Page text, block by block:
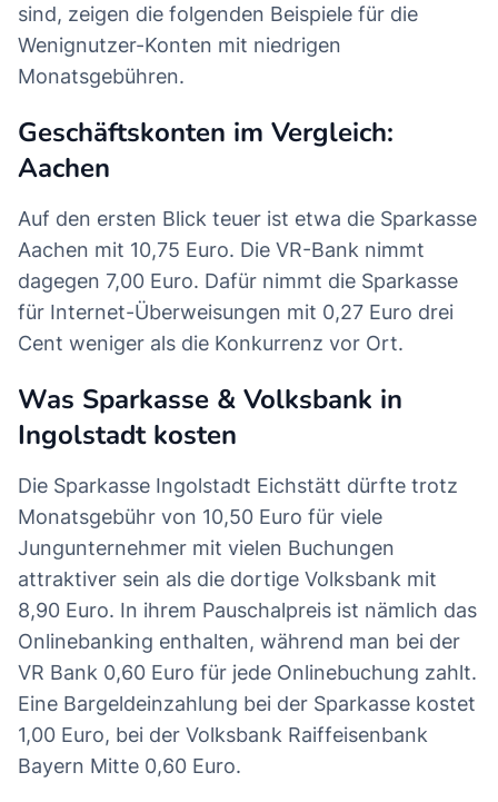
sind, zeigen die folgenden Beispiele für die
Wenignutzer-Konten mit niedrigen
Monatsgebühren.
Geschäftskonten im Vergleich:
Aachen
Auf den ersten Blick teuer ist etwa die Sparkasse
Aachen mit 10,75 Euro. Die VR-Bank nimmt
dagegen 7,00 Euro. Dafür nimmt die Sparkasse
für Internet-Überweisungen mit 0,27 Euro drei
Cent weniger als die Konkurrenz vor Ort.
Was Sparkasse & Volksbank in
Ingolstadt kosten
Die Sparkasse Ingolstadt Eichstätt dürfte trotz
Monatsgebühr von 10,50 Euro für viele
Jungunternehmer mit vielen Buchungen
attraktiver sein als die dortige Volksbank mit
8,90 Euro. In ihrem Pauschalpreis ist nämlich das
Onlinebanking enthalten, während man bei der
VR Bank 0,60 Euro für jede Onlinebuchung zahlt.
Eine Bargeldeinzahlung bei der Sparkasse kostet
1,00 Euro, bei der Volksbank Raiffeisenbank
Bayern Mitte 0,60 Euro.